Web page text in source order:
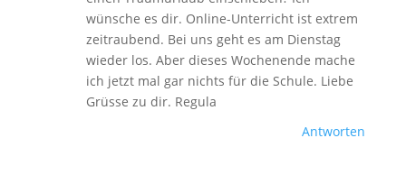
wünsche es dir. Online-Unterricht ist extrem
zeitraubend. Bei uns geht es am Dienstag
wieder los. Aber dieses Wochenende mache
ich jetzt mal gar nichts für die Schule. Liebe
Grüsse zu dir. Regula
Antworten